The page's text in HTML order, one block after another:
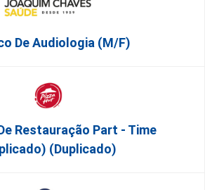
De Audiologia (M/F)
Restauração Part - Time
(Duplicado)